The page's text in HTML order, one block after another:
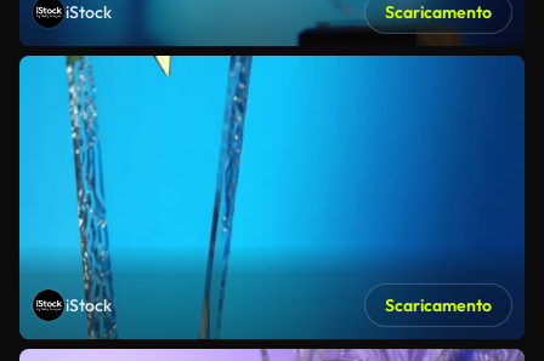
iStock Scaricamento
iStock Scaricamento